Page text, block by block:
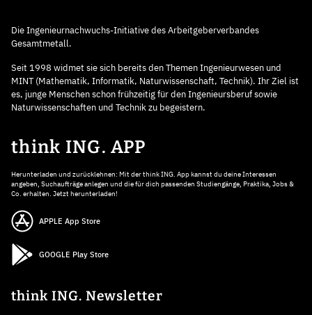
Die Ingenieurnachwuchs-Initiative des Arbeitgeberverbandes
Gesamtmetall.
Seit 1998 widmet sie sich bereits den Themen Ingenieurwesen und
MINT (Mathematik, Informatik, Naturwissenschaft, Technik). Ihr Ziel ist
es, junge Menschen schon frühzeitig für den Ingenieursberuf sowie
Naturwissenschaften und Technik zu begeistern.
think ING. APP
Herunterladen und zurücklehnen: Mit der think ING. App kannst du deine Interessen
angeben, Suchaufträge anlegen und die für dich passenden Studiengänge, Praktika, Jobs &
Co. erhalten. Jetzt herunterladen!
APPLE App Store
GOOGLE Play Store
think ING. Newsletter